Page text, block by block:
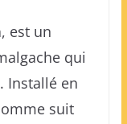
est un
qui
Installé en
suit